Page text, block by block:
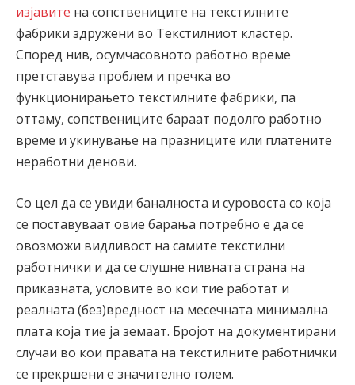
изјавите на сопствениците на текстилните
фабрики здружени во Текстилниот кластер.
Според нив, осумчасовното работно време
претставува проблем и пречка во
функционирањето текстилните фабрики, па
оттаму, сопствениците бараат подолго работно
време и укинување на празниците или платените
неработни денови.
Со цел да се увиди баналноста и суровоста со која
се поставуваат овие барањa потребно е да се
овозможи видливост на самите текстилни
работнички и да се слушне нивната страна на
приказната, условите во кои тие работат и
реалната (без)вредност на месечната минимална
плата која тие ја земаaт. Бројот на документирани
случаи во кои правата на текстилните работнички
се прекршени е значително голем.